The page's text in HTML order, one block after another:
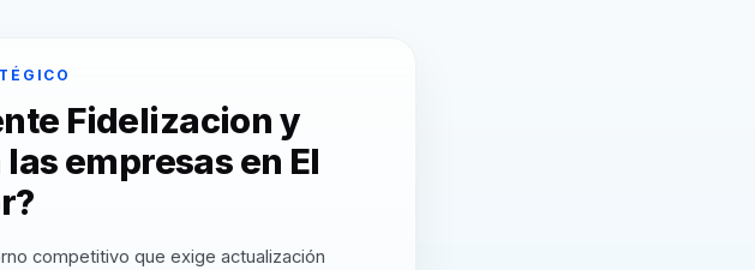
Fidelizacion y
empresas en El
competitivo que exige actualización